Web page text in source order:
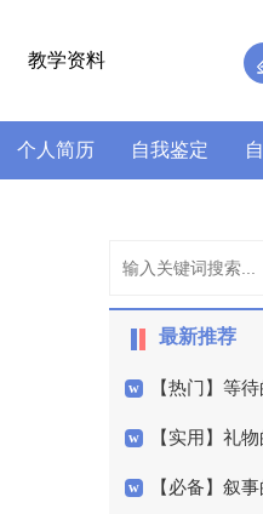
教学资料
个人简历 自我鉴定
最新推荐
【热门】等
文300字三篇
【实用】礼
文400字集合10篇
【必备】叙